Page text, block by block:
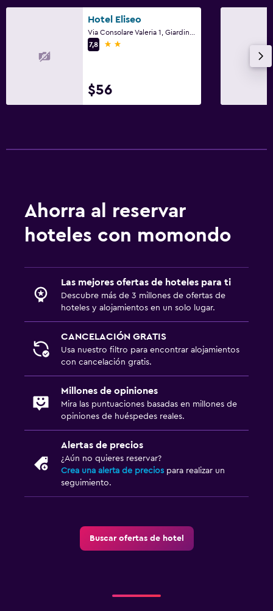
Hotel Eliseo
7,8
2 estrellas
$56
Ahorra al reservar
hoteles con momondo
Las mejores ofertas de hoteles para ti
Descubre más de 3 millones de ofertas de
hoteles y alojamientos en un solo lugar.
CANCELACIÓN GRATIS
Usa nuestro filtro para encontrar alojamientos
con cancelación gratis.
Millones de opiniones
Mira las puntuaciones basadas en millones de
opiniones de huéspedes reales.
Alertas de precios
¿Aún no quieres reservar?
Crea una alerta de precios para realizar un
seguimiento.
Buscar ofertas de hotel